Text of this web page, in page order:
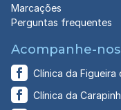
Marcações
Perguntas frequentes
Acompanhe-nos
Clínica da Figueira
Clínica da